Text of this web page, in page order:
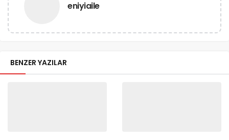
eniyiaile
BENZER YAZILAR